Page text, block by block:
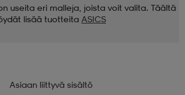
useita eri malleja, joista voit valita. Täältä
lisää tuotteita ASICS
Asiaan liittyvä sisältö